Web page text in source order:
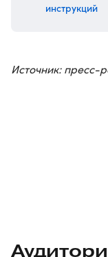
инструкций
Источник: пресс-